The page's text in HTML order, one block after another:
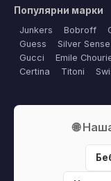
Популярни марки
Junkers Bobroff
Guess
Silver Sense
Gucci
Emile
Certina
Titoni
🌐